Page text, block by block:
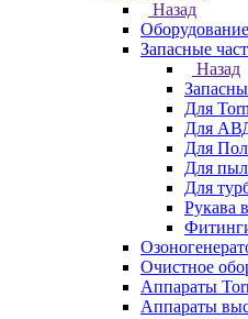
Назад
Оборудование
Запасные
Назад
Для
Для
Для
Для
Для
Рукава
Очистное
Аппараты
Аппараты